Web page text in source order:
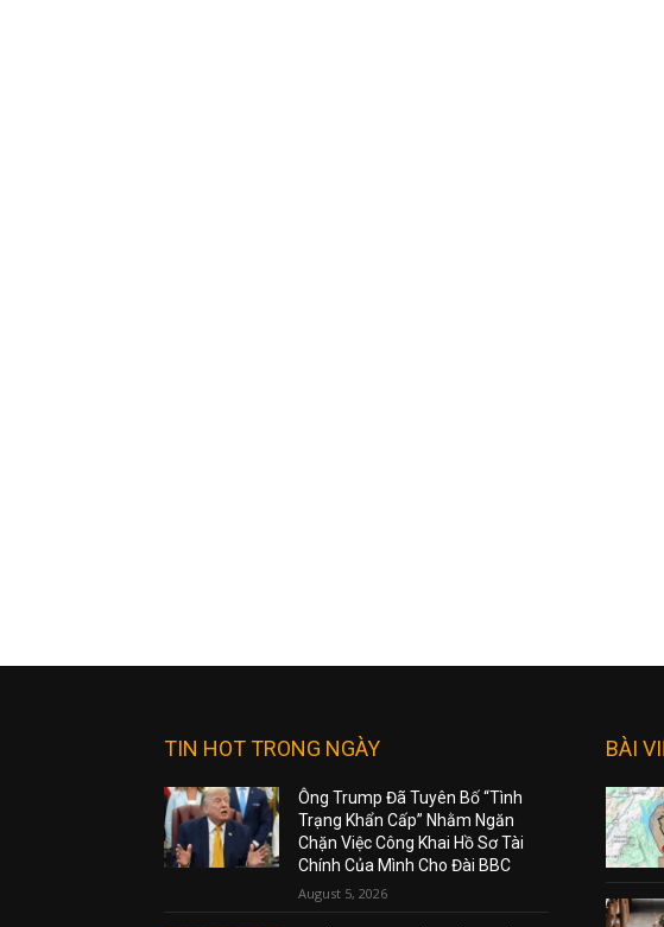
TIN HOT TRONG NGÀY
Ông Trump Đã Tuyên Bố “Tình
Trạng Khẩn Cấp” Nhằm Ngăn
Chặn Việc Công Khai Hồ Sơ Tài
Chính Của Mình Cho Đài BBC
August 5, 2026
BÀI